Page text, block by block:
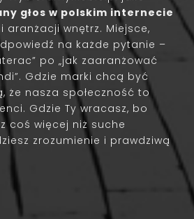
głos w polskim internecie
wnętrz. Miejsce,
na każde pytanie –
po „jak zaaranżować
Gdzie marki chcą być
że nasza społeczność to
Gdzie Ty wracasz, bo
coś więcej niż suche
zrozumienie i prawdziwą